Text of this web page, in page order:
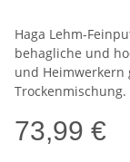
Haga Lehm-
behagliche und
und Heimwerkern
Trockenmischung.
73,99 €